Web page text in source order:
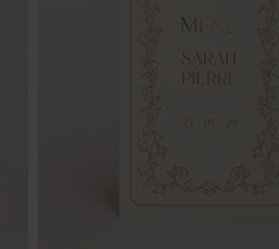
Liggend bedankkaartje met